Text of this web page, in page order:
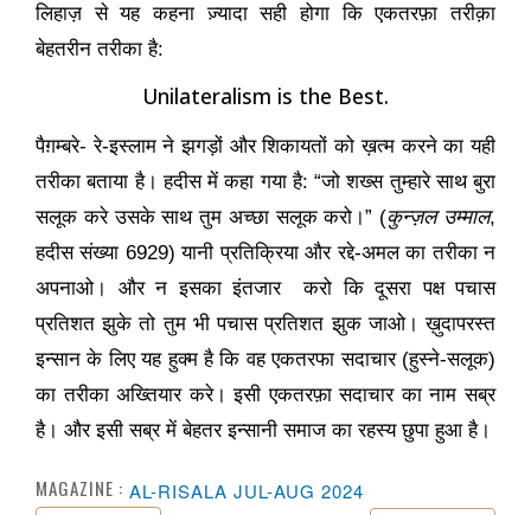
लिहाज़ से यह कहना ज़्यादा सही होगा कि एकतरफ़ा तरीक़ा
बेहतरीन तरीका है:
Unilateralism is the Best.
पैग़म्बरे- रे-इस्लाम ने झगड़ों और शिकायतों को ख़त्म करने का यही
तरीका बताया है। हदीस में कहा गया है: “जो शख्स तुम्हारे साथ बुरा
सलूक करे उसके साथ तुम अच्छा सलूक करो।” (कुन्ज़ल उम्माल,
हदीस संख्या 6929) यानी प्रतिक्रिया और रद्दे-अमल का तरीका न
अपनाओ। और न इसका इंतजार करो कि दूसरा पक्ष पचास
प्रतिशत झुके तो तुम भी पचास प्रतिशत झुक जाओ। ख़ुदापरस्त
इन्सान के लिए यह हुक्म है कि वह एकतरफा सदाचार (हुस्ने-सलूक)
का तरीका अख्तियार करे। इसी एकतरफ़ा सदाचार का नाम सब्र
है। और इसी सब्र में बेहतर इन्सानी समाज का रहस्य छुपा हुआ है।
MAGAZINE : AL-RISALA JUL-AUG 2024